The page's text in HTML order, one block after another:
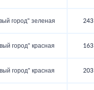
город" зеленая 243
город" красная 163
город" красная 203